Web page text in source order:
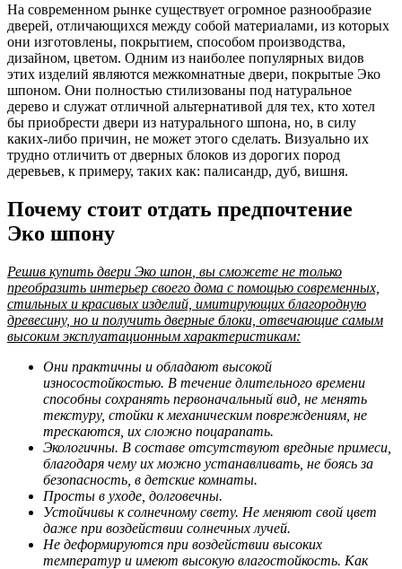
На современном рынке существует огромное разнообразие
дверей, отличающихся между собой материалами, из которых
они изготовлены, покрытием, способом производства,
дизайном, цветом. Одним из наиболее популярных видов
этих изделий являются межкомнатные двери, покрытые Эко
шпоном. Они полностью стилизованы под натуральное
дерево и служат отличной альтернативой для тех, кто хотел
бы приобрести двери из натурального шпона, но, в силу
каких-либо причин, не может этого сделать. Визуально их
трудно отличить от дверных блоков из дорогих пород
деревьев, к примеру, таких как: палисандр, дуб, вишня.
Почему стоит отдать предпочтение
Эко шпону
Решив купить двери Эко шпон , вы сможете не только
преобразить интерьер своего дома с помощью современных,
стильных и красивых изделий, имитирующих благородную
древесину, но и получить дверные блоки, отвечающие самым
высоким эксплуатационным характеристикам:
Они практичны и обладают высокой
износостойкостью. В течение длительного времени
способны сохранять первоначальный вид, не менять
текстуру, стойки к механическим повреждениям, не
трескаются, их сложно поцарапать.
Экологичны. В составе отсутствуют вредные примеси,
благодаря чему их можно устанавливать, не боясь за
безопасность, в детские комнаты.
Просты в уходе, долговечны.
Устойчивы к солнечному свету. Не меняют свой цвет
даже при воздействии солнечных лучей.
Не деформируются при воздействии высоких
температур и имеют высокую влагостойкость. Как